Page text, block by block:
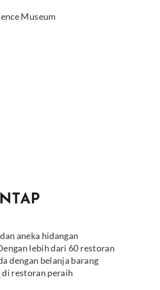
Museum
aneka hidangan
lebih dari 60 restoran
dengan belanja barang
di restoran peraih